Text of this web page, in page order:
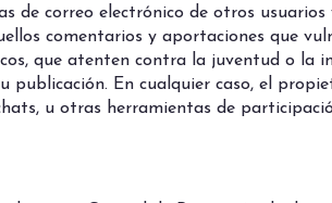
de correo electrónico de otros
comentarios y aportaciones que
que atenten contra la juventud o la
publicación. En cualquier caso, el
u otras herramientas de